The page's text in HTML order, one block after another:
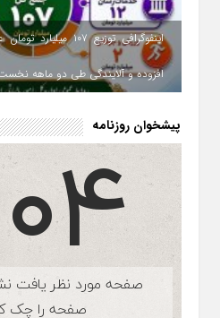
اینفوگرافی توزیع ۱۰۷
افزوده و آلایندگی طی دو ماهه نخست ۱۴۰۵ در استان
پیشخوان روزنامه